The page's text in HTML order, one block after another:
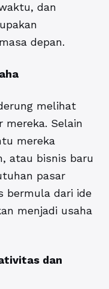
dan
depan.
melihat
mereka. Selain
mereka
atau bisnis baru
pasar
bermula dari ide
menjadi usaha
dan